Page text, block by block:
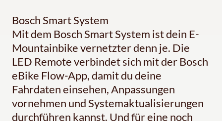
Bosch Smart System
Mit dem Bosch Smart System ist dein E-
Mountainbike vernetzter denn je. Die
LED Remote verbindet sich mit der Bosch
eBike Flow-App, damit du deine
Fahrdaten einsehen, Anpassungen
vornehmen und Systemaktualisierungen
durchführen kannst. Und für eine noch